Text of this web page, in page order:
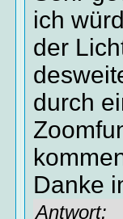
ich
der
durch
Danke
Antwort: